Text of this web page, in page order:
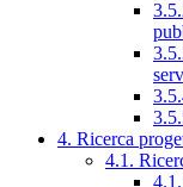
4. Ricerca
4.1.